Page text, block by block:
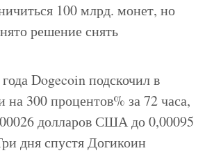
100 млрд. монет, но
решение снять
Dogecoin подскочил в
на 300 процентов% за 72 часа,
долларов США до 0,00095
дня спустя Догикоин